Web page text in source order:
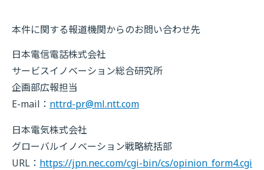
本件に関する報道機関からのお問い合わせ先
日本電信電話株式会社
サービスイノベーション総合研究所
企画部広報担当
E-mail： nttrd-pr@ml.ntt.com
日本電気株式会社
グローバルイノベーション戦略統括部
URL： https://jpn.nec.com/cgi-bin/cs/opinion_form4.cgi